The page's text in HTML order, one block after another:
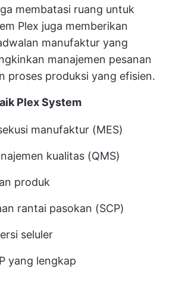
membatasi ruang untuk
Plex juga memberikan
manufaktur yang
manajemen pesanan
proses produksi yang efisien.
Plex System
manufaktur (MES)
kualitas (QMS)
produk
rantai pasokan (SCP)
seluler
yang lengkap